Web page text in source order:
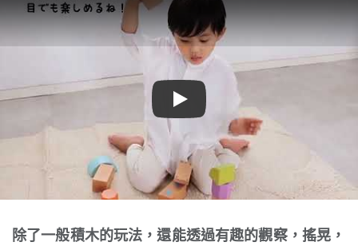
Play
除了一般積木的玩法，還能透過有趣的觀察，搖晃，